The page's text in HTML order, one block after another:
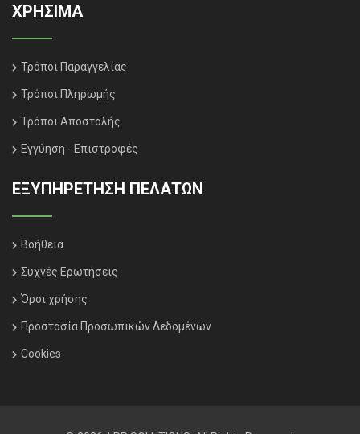
ΧΡΗΣΙΜΑ
Τρόποι Παραγγελίας
Τρόποι Πληρωμής
Τρόποι Αποστολής
Εγγύηση - Επιστροφές
ΕΞΥΠΗΡΈΤΗΣΗ ΠΕΛΑΤΏΝ
Βοήθεια
Συχνές Ερωτήσεις
Όροι χρήσης
Προστασία Προσωπικών Δεδομένων
Cookies